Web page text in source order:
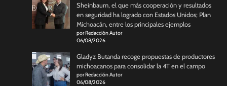
Sheinbaum, el que más cooperación y resultados
en seguridad ha logrado con Estados Unidos; Plan
Michoacán, entre los principales ejemplos
por Redacción Autor
06/08/2026
Gladyz Butanda recoge propuestas de productores
michoacanos para consolidar la 4T en el campo
por Redacción Autor
06/08/2026